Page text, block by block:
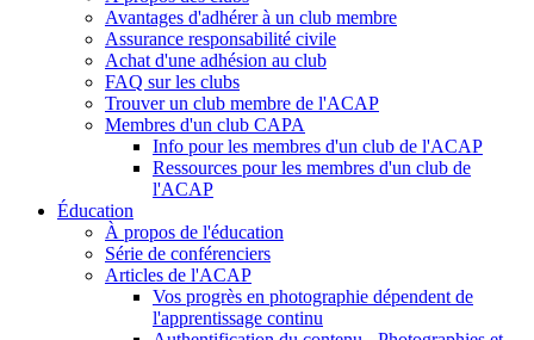
Avantages d'adhérer à un club membre
Assurance responsabilité civile
Achat d'une adhésion au club
FAQ sur les clubs
Trouver un club membre de l'ACAP
Membres d'un club CAPA
Info pour les membres d'un club de l'ACAP
Ressources pour les membres d'un club de
l'ACAP
Éducation
À propos de l'éducation
Série de conférenciers
Articles de l'ACAP
Vos progrès en photographie dépendent de
l'apprentissage continu